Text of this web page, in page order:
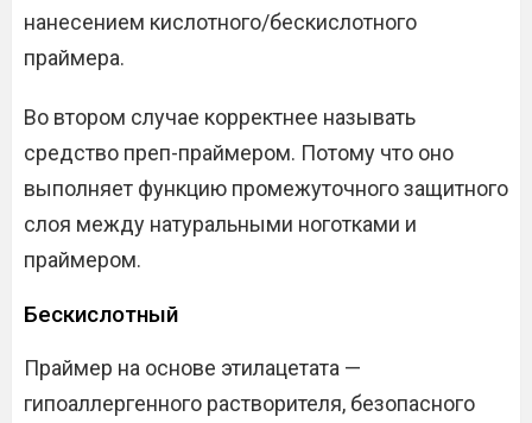
нанесением кислотного/бескислотного
праймера.
Во втором случае корректнее называть
средство преп-праймером. Потому что оно
выполняет функцию промежуточного защитного
слоя между натуральными ноготками и
праймером.
Бескислотный
Праймер на основе этилацетата —
гипоаллергенного растворителя, безопасного